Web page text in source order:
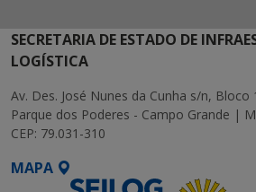
SECRETARIA DE ESTADO DE
LOGÍSTICA
Av. Des. José Nunes da Cunha s/n, Bloco
Parque dos Poderes - Campo Grande |
CEP: 79.031-310
MAPA